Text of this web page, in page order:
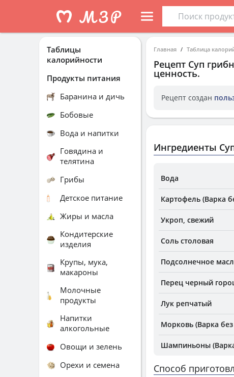
Главная Таблица
Рецепт Суп
ценность.
Рецепт создан
Ингредиенты
Вода
Картофель (Варка
Укроп, свежий
Соль столовая
Подсолнечное
Перец черный
Лук репчатый
Морковь (Варка
Шампиньоны
Способ
Таблицы
калорийности
Продукты питания
Баранина и дичь
Бобовые
Вода и напитки
Говядина и
телятина
Грибы
Детское питание
Жиры и масла
Кондитерские
изделия
Крупы, мука,
макароны
Молочные
продукты
Напитки
алкогольные
Овощи и зелень
Орехи и семена